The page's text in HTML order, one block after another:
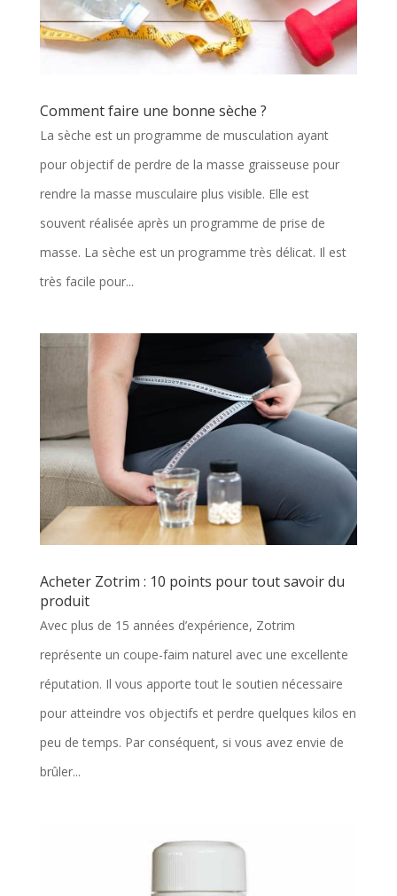
Comment faire une bonne sèche ?
La sèche est un programme de musculation ayant
pour objectif de perdre de la masse graisseuse pour
rendre la masse musculaire plus visible. Elle est
souvent réalisée après un programme de prise de
masse. La sèche est un programme très délicat. Il est
très facile pour...
Acheter Zotrim : 10 points pour tout savoir du
produit
Avec plus de 15 années d’expérience, Zotrim
représente un coupe-faim naturel avec une excellente
réputation. Il vous apporte tout le soutien nécessaire
pour atteindre vos objectifs et perdre quelques kilos en
peu de temps. Par conséquent, si vous avez envie de
brûler...